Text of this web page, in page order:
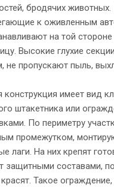
бродячих
к оживленным
на той
Высокие глухие
не пропускают пыль,
имеет вид
штакетника или
По периметру
промежутком,
лаги. На них крепят
защитными составами,
Такое ограждение,